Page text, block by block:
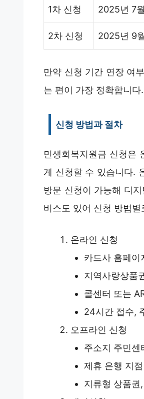
1차 신청 2025년 7
2차 신청 2025년 9
만약 신청 기간 연장 여
는 편이 가장 정확합니
신청 방법과 절차
민생회복지원금 신청은
게 신청할 수 있습니다.
방문 신청이 가능해 디
비스도 있어 신청 방법
온라인 신청
카드사 홈페이
지역사랑상품
콜센터 또는
24시간 접수,
오프라인 신청
주소지 주민센
제휴 은행 지
지류형 상품권